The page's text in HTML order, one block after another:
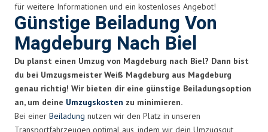
für weitere Informationen und ein kostenloses Angebot!
Günstige Beiladung Von
Magdeburg Nach Biel
Du planst einen Umzug von Magdeburg nach Biel? Dann bist
du bei Umzugsmeister Weiß Magdeburg aus Magdeburg
genau richtig! Wir bieten dir eine günstige Beiladungsoption
an, um deine Umzugskosten zu minimieren.
Bei einer Beiladung nutzen wir den Platz in unseren
Transportfahrzeugen optimal aus, indem wir dein Umzugsgut